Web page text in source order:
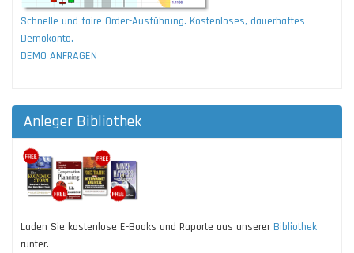
Schnelle und faire Order-Ausführung. Kostenloses, dauerhaftes
Demokonto.
DEMO ANFRAGEN
Anleger Bibliothek
Laden Sie kostenlose E-Books und Raporte aus unserer Bibliothek
runter.